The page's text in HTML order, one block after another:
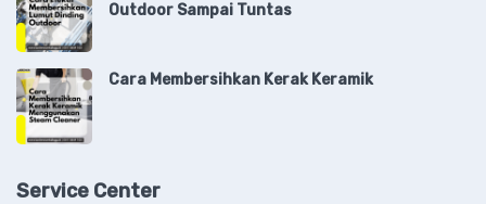
Outdoor Sampai Tuntas
Cara Membersihkan Kerak Keramik
Service Center